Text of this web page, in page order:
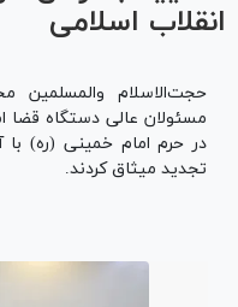
انقلاب اسلامی
حجت‌الاسلام
در حرم امام خمینی (ره) با
تجدید میثاق کردند.